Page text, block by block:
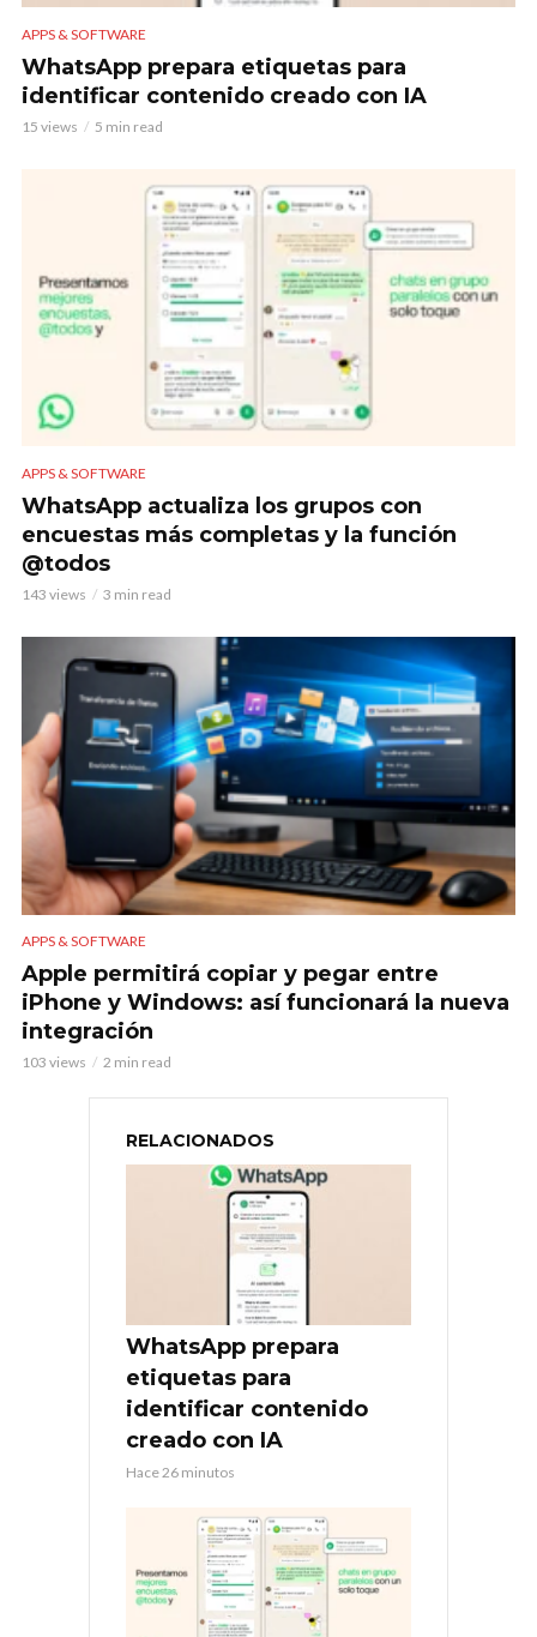
APPS & SOFTWARE
WhatsApp prepara etiquetas para
identificar contenido creado con IA
15 views 5 min read
APPS & SOFTWARE
WhatsApp actualiza los grupos con
encuestas más completas y la función
@todos
143 views 3 min read
APPS & SOFTWARE
Apple permitirá copiar y pegar entre
iPhone y Windows: así funcionará la nueva
integración
103 views 2 min read
RELACIONADOS
WhatsApp prepara
etiquetas para
identificar contenido
creado con IA
Hace 26 minutos